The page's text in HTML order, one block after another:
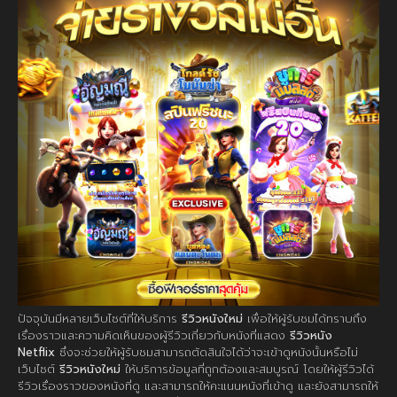
ปัจจุบันมีหลายเว็บไซต์ที่ให้บริการ รีวิวหนังใหม่ เพื่อให้ผู้รับชมได้ทราบถึง
เรื่องราวและความคิดเห็นของผู้รีวิวเกี่ยวกับหนังที่แสดง รีวิวหนัง
Netflix ซึ่งจะช่วยให้ผู้รับชมสามารถตัดสินใจได้ว่าจะเข้าดูหนังนั้นหรือไม่
เว็บไซต์ รีวิวหนังใหม่ ให้บริการข้อมูลที่ถูกต้องและสมบูรณ์ โดยให้ผู้รีวิวได้
รีวิวเรื่องราวของหนังที่ดู และสามารถให้คะแนนหนังที่เข้าดู และยังสามารถให้